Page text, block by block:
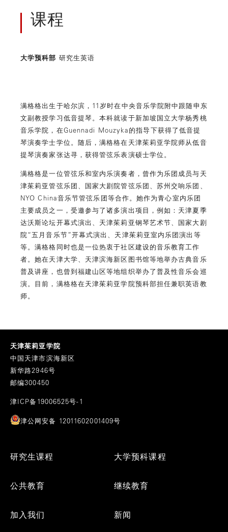
课程
大学预科部 研究生英语
满格格出生于哈尔滨，11岁时在中央音乐学院附中跟随申东
文副教授学习低音提琴。本科就读于新加坡国立大学杨秀桃
音乐学院，在Guennadi Mouzyka的指导下获得了低音提
琴演奏学士学位。随后，满格格在天津茱莉亚学院师从低音
提琴演奏家张达寻，获得管弦乐表演硕士学位。
满格格是一位管弦乐和室内乐演奏者，曾作为乐团成员与天
津茱莉亚管弦乐团、国家大剧院管弦乐团、苏州交响乐团、
NYO China音乐节管弦乐团等合作。她作为青心室内乐团
主要成员之一，受邀参与了诸多演出项目，例如：天津夏季
达沃斯论坛开幕式演出、天津茱莉亚钢琴艺术节、国家大剧
院“五月音乐节”开幕式演出、天津茱莉亚室内乐团演出等
等。满格格同时也是一位热衷于社区建设的音乐教育工作
者。她在天津大学、天津滨海新区图书馆等地举办古典音乐
普及讲座，也曾到福建山区等地组织举办了普及性音乐会巡
演。目前，满格格在天津茱莉亚学院预科部担任兼职英语教
师。
天津茱莉亚学院
中国天津市滨海新区
新华路2946号
邮编300450
津ICP备19006525号-1
津公网安备 12011602001409号
Footer
研究生课程 大学预科课程
公共教育 继续教育
加入我们 新闻